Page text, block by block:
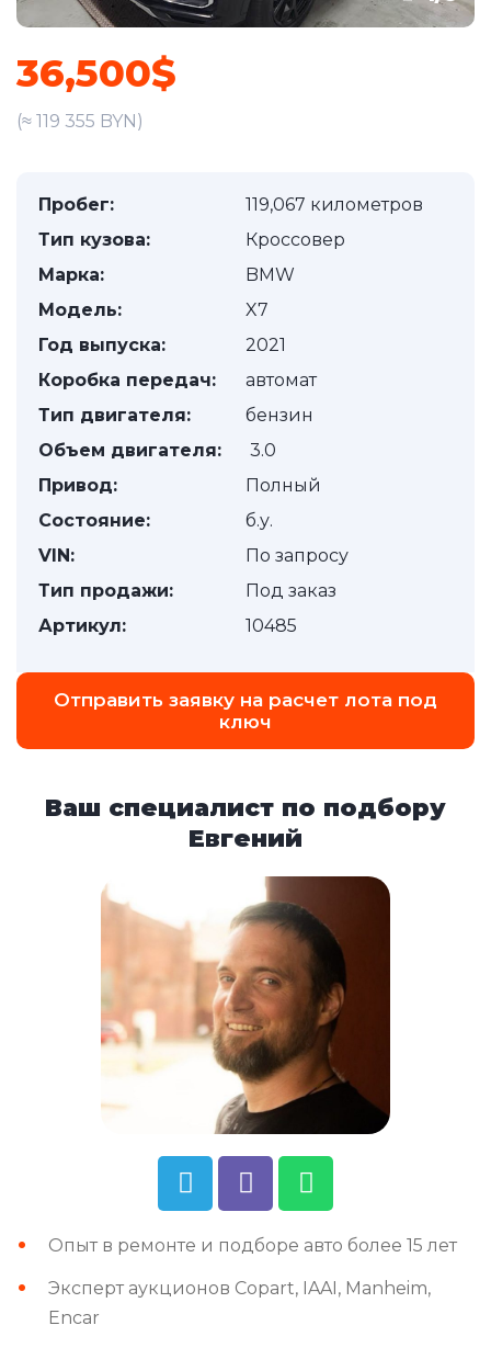
36,500$
(≈ 119 355 BYN)
Пробег:
119,067 километров
Тип кузова:
Кроссовер
Марка:
BMW
Модель:
X7
Год выпуска:
2021
Коробка передач:
автомат
Тип двигателя:
бензин
Объем двигателя:
3.0
Привод:
Полный
Состояние:
б.у.
VIN:
По запросу
Тип продажи:
Под заказ
Артикул:
10485
Отправить заявку на расчет лота под
ключ
Ваш специалист по подбору
Евгений
Опыт в ремонте и подборе авто более 15 лет
Эксперт аукционов Copart, IAAI, Manheim,
Encar